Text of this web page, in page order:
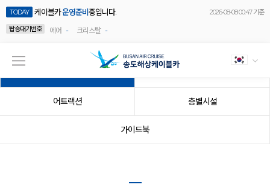
TODAY 케이블카운영준비 중입니다.
2026-08-08 00:47 기준
탑승대기번호
에어 - 크리스탈 -
어트랙션 층별시설
가이드북